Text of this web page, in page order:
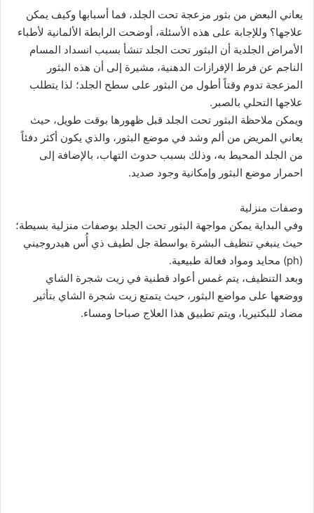
يعاني البعض من بثور مزعجة تحت الجلد، فما أسبابها وكيف يمكن
علاجها؟ وللإجابة على هذه الأسئلة، أوضحت الرابطة الألمانية لأطباء
الأمراض الجلدية أن البثور تحت الجلد تنشأ بسبب انسداد المسام
الناجم عن فرط الإفرازات الدهنية، مشيرة إلى أن هذه البثور
المزعجة تدوم وقتاً أطول من البثور على سطح الجلد؛ لذا يتطلب
علاجها التحلي بالصبر.
ويمكن ملاحظة البثور تحت الجلد قبل ظهورها بوقت طويل، حيث
يعاني المريض من ألم وشد في موضع البثور، والذي يكون أكثر دفئاً
من الجلد المحيط به، وذلك بسبب حدوث التهاب، بالإضافة إلى
احمرار موضع البثور وإمكانية وجود صديد.
وصفات منزلية
وفي البداية يمكن مواجهة البثور تحت الجلد بوصفات منزلية بسيطة؛
حيث ينبغي تنظيف البشرة بواسطة جل لطيف ذي أُس هيدروجيني
(ph) محايد ومواد فعالة طبيعية.
وبعد التنظيف، يتم غمس أعواد قطنية في زيت شجرة الشاي
ووضعها على مواضع البثور، حيث يتمتع زيت شجرة الشاي بتأثير
مضاد للبكتيريا، ويتم تطبيق هذا العلاج صباحا ومساء.